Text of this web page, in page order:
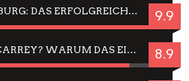
JELLYFISH HAMBURG: DAS ERFOLGREICHE SOMMER-MENÜ 2025 IN GEFÜHLEN UND BILDERN 9.9
CÉSAR FÜR JIM CARREY? WARUM DAS EINER DER NERVIGSTEN ACTORS IST UND BLEIBT 8.9